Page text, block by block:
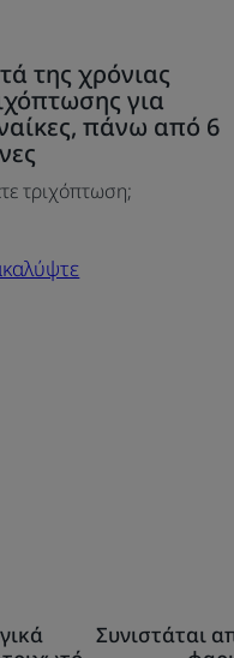
της χρόνιας
για
πάνω από 6
τριχόπτωση;
Συνιστάται